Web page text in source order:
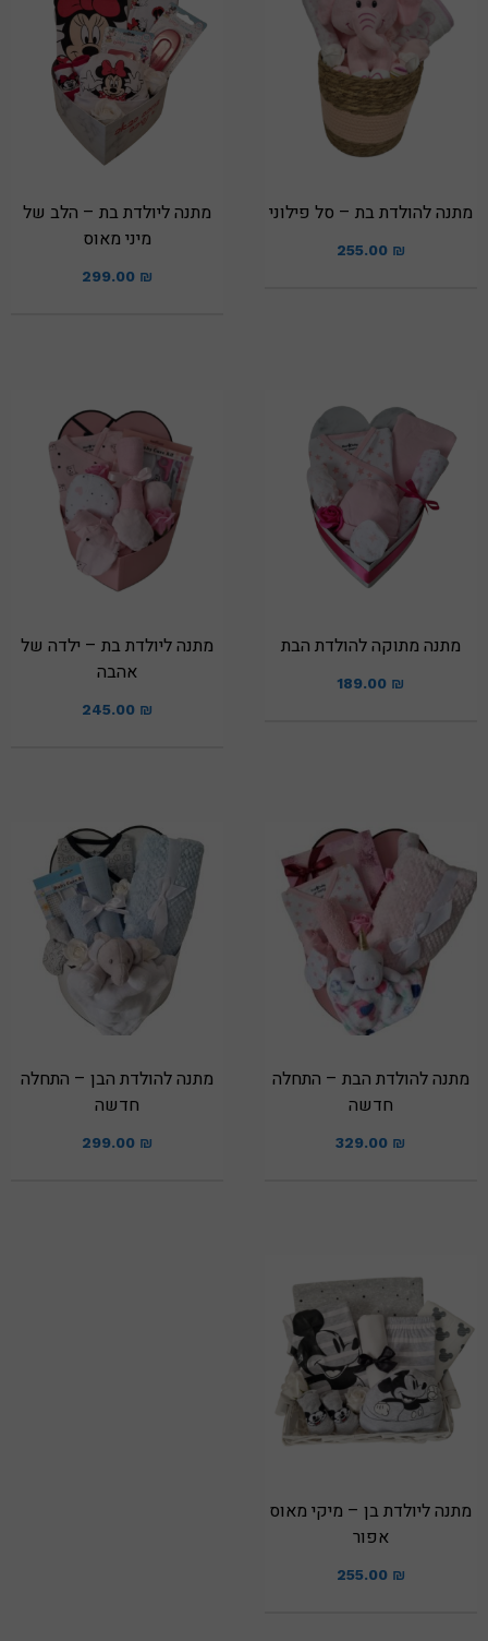
מתנה להולדת בת – סל פילוני
255.00 ₪
מתנה ליולדת בת – הלב של
מיני מאוס
299.00 ₪
מתנה מתוקה להולדת הבת
189.00 ₪
מתנה ליולדת בת – ילדה של
אהבה
245.00 ₪
מתנה להולדת הבת – התחלה
חדשה
329.00 ₪
מתנה להולדת הבן – התחלה
חדשה
299.00 ₪
מתנה ליולדת בן – מיקי מאוס
אפור
255.00 ₪